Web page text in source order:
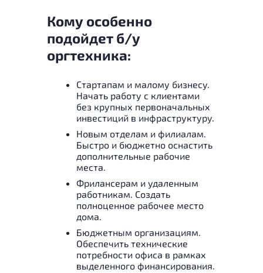
Кому особенно
подойдет б/у
оргтехника:
Стартапам и малому бизнесу.
Начать работу с клиентами
без крупных первоначальных
инвестиций в инфраструктуру.
Новым отделам и филиалам.
Быстро и бюджетно оснастить
дополнительные рабочие
места.
Фрилансерам и удаленным
работникам. Создать
полноценное рабочее место
дома.
Бюджетным организациям.
Обеспечить технические
потребности офиса в рамках
выделенного финансирования.